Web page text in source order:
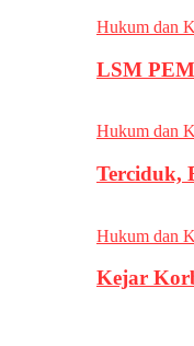
Hukum dan
LSM
Hukum dan
Terciduk,
Hukum dan
Kejar